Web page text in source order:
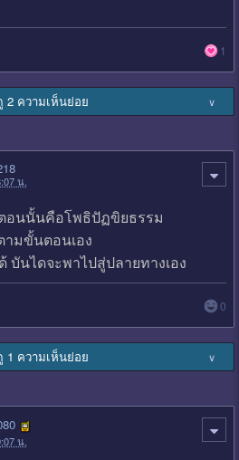
1
2 ความเห็นย่อย ∨
น.
นนั้นคือโพธิปัฏขิยธรรม
ามขั้นตอนเอง
นไดจะพาไปสู่ปลายทางเอง
0
1 ความเห็นย่อย ∨
น.